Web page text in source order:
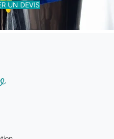
UN DEVIS